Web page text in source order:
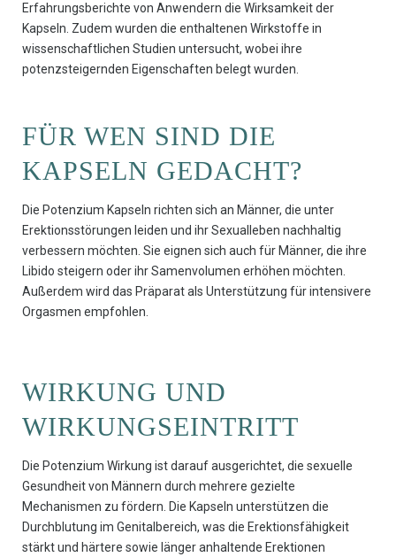
Erfahrungsberichte von Anwendern die Wirksamkeit der
Kapseln. Zudem wurden die enthaltenen Wirkstoffe in
wissenschaftlichen Studien untersucht, wobei ihre
potenzsteigernden Eigenschaften belegt wurden.
FÜR WEN SIND DIE
KAPSELN GEDACHT?
Die Potenzium Kapseln richten sich an Männer, die unter
Erektionsstörungen leiden und ihr Sexualleben nachhaltig
verbessern möchten. Sie eignen sich auch für Männer, die ihre
Libido steigern oder ihr Samenvolumen erhöhen möchten.
Außerdem wird das Präparat als Unterstützung für intensivere
Orgasmen empfohlen.
WIRKUNG UND
WIRKUNGSEINTRITT
Die Potenzium Wirkung ist darauf ausgerichtet, die sexuelle
Gesundheit von Männern durch mehrere gezielte
Mechanismen zu fördern. Die Kapseln unterstützen die
Durchblutung im Genitalbereich, was die Erektionsfähigkeit
stärkt und härtere sowie länger anhaltende Erektionen